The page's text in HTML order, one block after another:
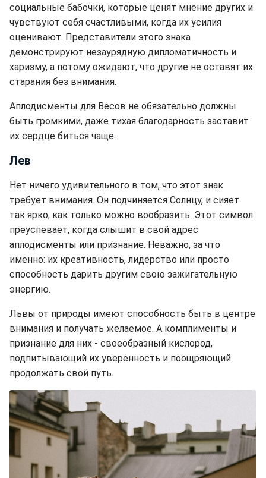
социальные бабочки, которые ценят мнение других и
чувствуют себя счастливыми, когда их усилия
оценивают. Представители этого знака
демонстрируют незаурядную дипломатичность и
харизму, а потому ожидают, что другие не оставят их
старания без внимания.
Аплодисменты для Весов не обязательно должны
быть громкими, даже тихая благодарность заставит
их сердце биться чаще.
Лев
Нет ничего удивительного в том, что этот знак
требует внимания. Он подчиняется Солнцу, и сияет
так ярко, как только можно вообразить. Этот символ
преуспевает, когда слышит в свой адрес
аплодисменты или признание. Неважно, за что
именно: их креативность, лидерство или просто
способность дарить другим свою зажигательную
энергию.
Львы от природы имеют способность быть в центре
внимания и получать желаемое. А комплименты и
признание для них - своеобразный кислород,
подпитывающий их уверенность и поощряющий
продолжать свой путь.